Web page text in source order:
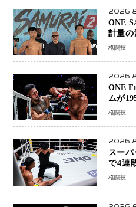
ONE
計量
ーは契
格闘技
ONE
ムが
ン奪取
格闘技
スー
で4連
「アク
格闘技